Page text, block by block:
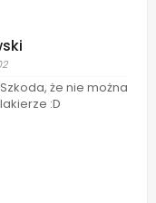
że nie można
:D